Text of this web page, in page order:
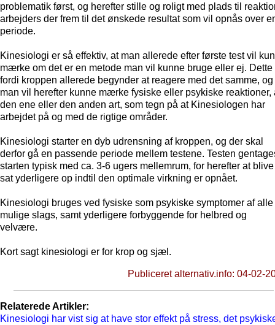
problematik først, og herefter stille og roligt med plads til
arbejders der frem til det ønskede resultat som vil opnås over
periode.
Kinesiologi er så effektiv, at man allerede efter første test vil
mærke om det er en metode man vil kunne bruge eller ej. Dette
fordi kroppen allerede begynder at reagere med det samme, og
man vil herefter kunne mærke fysiske eller psykiske reaktioner,
den ene eller den anden art, som tegn på at Kinesiologen har
arbejdet på og med de rigtige områder.
Kinesiologi starter en dyb udrensning af kroppen, og der skal
derfor gå en passende periode mellem testene. Testen
starten typisk med ca. 3-6 ugers mellemrum, for herefter at blive
sat yderligere op indtil den optimale virkning er opnået.
Kinesiologi bruges ved fysiske som psykiske symptomer af alle
mulige slags, samt yderligere forbyggende for helbred og
velvære.
Kort sagt kinesiologi er for krop og sjæl.
Publiceret alternativ.info: 04-02-
Relaterede Artikler:
Kinesiologi har vist sig at have stor effekt på stress, det